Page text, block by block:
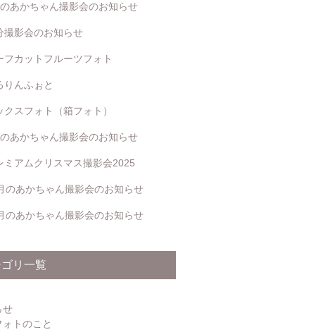
あかちゃん撮影会のお知らせ
撮影会のお知らせ
フカットフルーツフォト
りんふぉと
クスフォト（箱フォト）
あかちゃん撮影会のお知らせ
ミアムクリスマス撮影会2025
のあかちゃん撮影会のお知らせ
のあかちゃん撮影会のお知らせ
リ一覧
せ
トのこと